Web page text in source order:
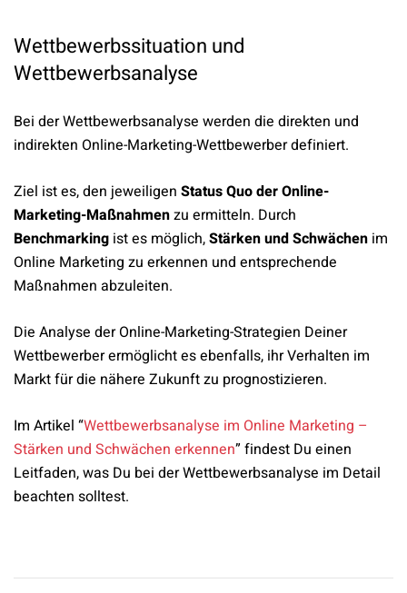
Wettbewerbssituation und
Wettbewerbsanalyse
Bei der Wettbewerbsanalyse werden die direkten und
indirekten Online-Marketing-Wettbewerber definiert.
Ziel ist es, den jeweiligen Status Quo der Online-
Marketing-Maßnahmenzu ermitteln. Durch
Benchmarking ist es möglich,Stärken und Schwächen im
Online Marketing zu erkennen und entsprechende
Maßnahmen abzuleiten.
Die Analyse der Online-Marketing-Strategien Deiner
Wettbewerber ermöglicht es ebenfalls, ihr Verhalten im
Markt für die nähere Zukunft zu prognostizieren.
Im Artikel “Wettbewerbsanalyse im Online Marketing –
Stärken und Schwächen erkennen” findest Du einen
Leitfaden, was Du bei der Wettbewerbsanalyse im Detail
beachten solltest.